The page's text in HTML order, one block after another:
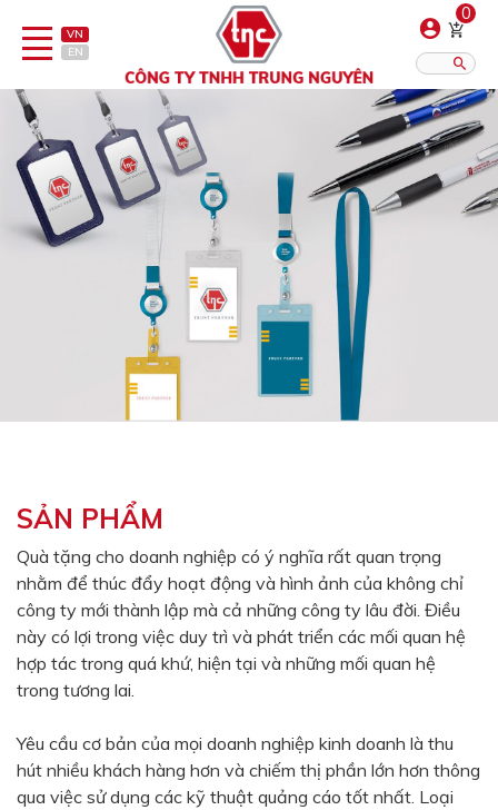
VN
EN
0
Danh sách sản phẩm
Bút
Đồ sứ quà tặng
Bình/ca giữ nhiệt
Dây đeo & Phụ kiện
Màu sắc
Đỏ
Đen
Xanh ngọc
Xanh lá
Cam
Vàng
Hồng
Tím
Xanh dương
Xám
Xanh lục
Vàng kem
Hiển thị?:
SẢN PHẨM
Quà tặng cho doanh nghiệp có ý nghĩa rất quan trọng
nhằm để thúc đẩy hoạt động và hình ảnh của không chỉ
công ty mới thành lập mà cả những công ty lâu đời. Điều
này có lợi trong việc duy trì và phát triển các mối quan hệ
hợp tác trong quá khứ, hiện tại và những mối quan hệ
trong tương lai.
Yêu cầu cơ bản của mọi doanh nghiệp kinh doanh là thu
hút nhiều khách hàng hơn và chiếm thị phần lớn hơn thông
qua việc sử dụng các kỹ thuật quảng cáo tốt nhất. Loại